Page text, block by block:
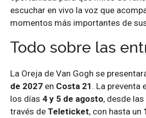
escuchar en vivo la voz que
momentos más importantes de
Todo sobre las
La Oreja de Van Gogh se
de 2027 en Costa 21 . La preventa
los días 4 y 5 de agosto, desde las
través de Teleticket, con hasta un